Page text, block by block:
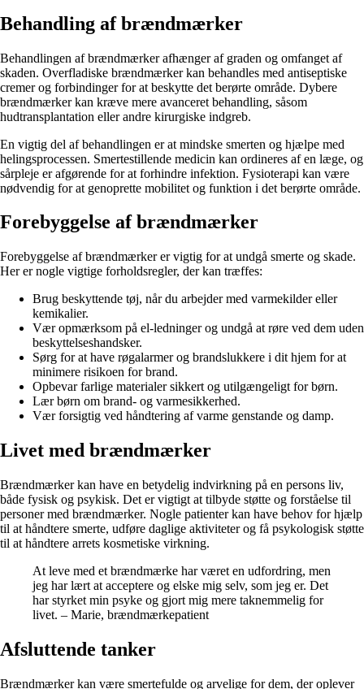
Behandling af brændmærker
Behandlingen af brændmærker afhænger af graden og omfanget af
skaden. Overfladiske brændmærker kan behandles med antiseptiske
cremer og forbindinger for at beskytte det berørte område. Dybere
brændmærker kan kræve mere avanceret behandling, såsom
hudtransplantation eller andre kirurgiske indgreb.
En vigtig del af behandlingen er at mindske smerten og hjælpe med
helingsprocessen. Smertestillende medicin kan ordineres af en læge, og
sårpleje er afgørende for at forhindre infektion. Fysioterapi kan være
nødvendig for at genoprette mobilitet og funktion i det berørte område.
Forebyggelse af brændmærker
Forebyggelse af brændmærker er vigtig for at undgå smerte og skade.
Her er nogle vigtige forholdsregler, der kan træffes:
Brug beskyttende tøj, når du arbejder med varmekilder eller
kemikalier.
Vær opmærksom på el-ledninger og undgå at røre ved dem uden
beskyttelseshandsker.
Sørg for at have røgalarmer og brandslukkere i dit hjem for at
minimere risikoen for brand.
Opbevar farlige materialer sikkert og utilgængeligt for børn.
Lær børn om brand- og varmesikkerhed.
Vær forsigtig ved håndtering af varme genstande og damp.
Livet med brændmærker
Brændmærker kan have en betydelig indvirkning på en persons liv,
både fysisk og psykisk. Det er vigtigt at tilbyde støtte og forståelse til
personer med brændmærker. Nogle patienter kan have behov for hjælp
til at håndtere smerte, udføre daglige aktiviteter og få psykologisk støtte
til at håndtere arrets kosmetiske virkning.
At leve med et brændmærke har været en udfordring, men
jeg har lært at acceptere og elske mig selv, som jeg er. Det
har styrket min psyke og gjort mig mere taknemmelig for
livet. – Marie, brændmærkepatient
Afsluttende tanker
Brændmærker kan være smertefulde og arvelige for dem, der oplever